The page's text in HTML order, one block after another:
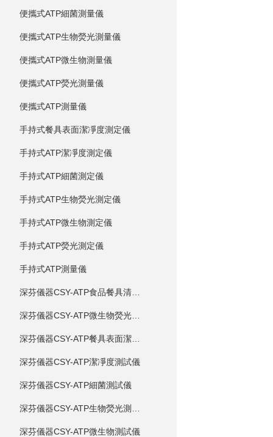
便攜式ATP細菌測量儀
便攜式ATP生物熒光測量儀
便攜式ATP微生物測量儀
便攜式ATP熒光測量儀
便攜式ATP測量儀
手持式餐具表面潔凈度測定儀
手持式ATP潔凈度測定儀
手持式ATP細菌測定儀
手持式ATP生物熒光測定儀
手持式ATP微生物測定儀
手持式ATP熒光測定儀
手持式ATP測量儀
深芬儀器CSY-ATP潔凈度測試儀
深芬儀器CSY-ATP細菌測試儀
深芬儀器CSY-ATP微生物測試儀